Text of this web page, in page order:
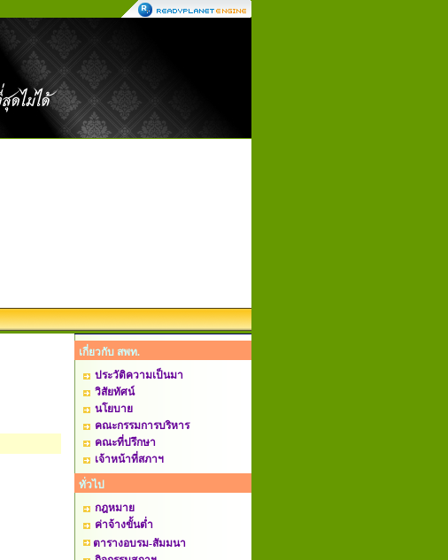
เกี่ยวกับ สพท.
ประวัติความเป็นมา
วิสัยทัศน์
นโยบาย
คณะกรรมการบริหาร
คณะที่ปรึกษา
เจ้าหน้าที่สภาฯ
ทั่วไป
กฎหมาย
ค่าจ้างขั้นต่ำ
ตารางอบรม-สัมมนา